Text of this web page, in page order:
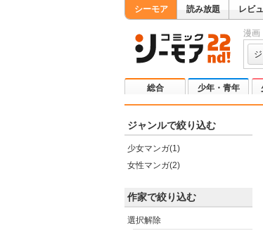
シーモア 読み放題 レビ
漫画
総合 少年・青年
ジャンルで絞り込む
少女マンガ(1)
女性マンガ(2)
作家で絞り込む
選択解除